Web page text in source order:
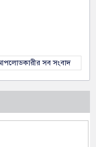
সব সংবাদ